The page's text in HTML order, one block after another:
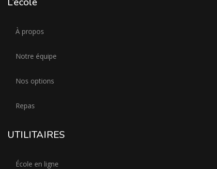
À propos
Notre équipe
Nos options
Repas
UTILITAIRES
École en ligne